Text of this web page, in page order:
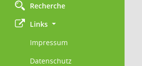
Recherche
Links
Impressum
Datenschutz